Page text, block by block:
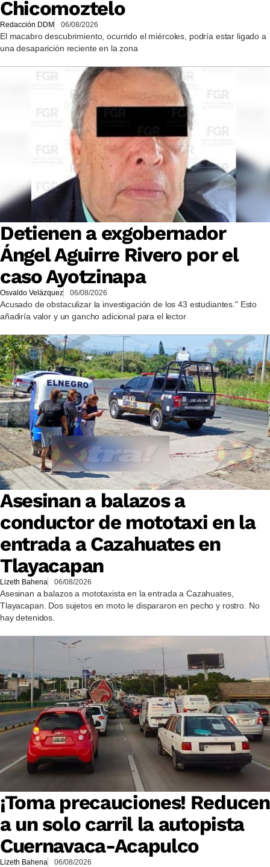
Chicomoztelo
Redacción DDM 06/08/2026
El macabro descubrimiento, ocurrido el miércoles, podría estar ligado a
una desaparición reciente en la zona
Detienen a exgobernador
Ángel Aguirre Rivero por el
caso Ayotzinapa
Osvaldo Velázquez 06/08/2026
Acusado de obstaculizar la investigación de los 43 estudiantes." Esto
añadiría valor y un gancho adicional para el lector
Asesinan a balazos a
conductor de mototaxi en la
entrada a Cazahuates en
Tlayacapan
Lizeth Bahena 06/08/2026
Asesinan a balazos a mototaxista en la entrada a Cazahuates,
Tlayacapan. Dos sujetos en moto le dispararon en pecho y rostro. No
hay detenidos.
¡Toma precauciones! Reducen
a un solo carril la autopista
Cuernavaca-Acapulco
Lizeth Bahena 06/08/2026